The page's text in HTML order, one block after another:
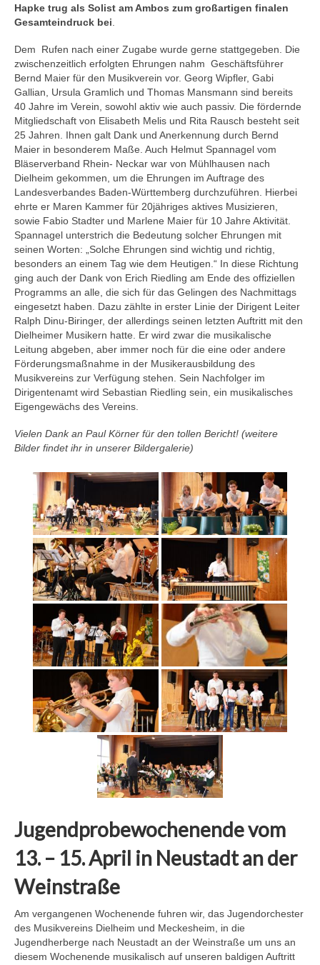
Hapke trug als Solist am Ambos zum großartigen finalen
Gesamteindruck bei
Dem Rufen nach einer Zugabe wurde gerne stattgegeben. Die
zwischenzeitlich erfolgten Ehrungen nahm Geschäftsführer
Bernd Maier für den Musikverein vor. Georg Wipfler, Gabi
Gallian, Ursula Gramlich und Thomas Mansmann sind bereits
40 Jahre im Verein, sowohl aktiv wie auch passiv. Die fördernde
Mitgliedschaft von Elisabeth Melis und Rita Rausch besteht seit
25 Jahren. Ihnen galt Dank und Anerkennung durch Bernd
Maier in besonderem Maße. Auch Helmut Spannagel vom
Bläserverband Rhein- Neckar war von Mühlhausen nach
Dielheim gekommen, um die Ehrungen im Auftrage des
Landesverbandes Baden-Württemberg durchzuführen. Hierbei
ehrte er Maren Kammer für 20jähriges aktives Musizieren,
sowie Fabio Stadter und Marlene Maier für 10 Jahre Aktivität.
Spannagel unterstrich die Bedeutung solcher Ehrungen mit
seinen Worten: „Solche Ehrungen sind wichtig und richtig,
besonders an einem Tag wie dem Heutigen.“ In diese Richtung
ging auch der Dank von Erich Riedling am Ende des offiziellen
Programms an alle, die sich für das Gelingen des Nachmittags
eingesetzt haben. Dazu zählte in erster Linie der Dirigent Leiter
Ralph Dinu-Biringer, der allerdings seinen letzten Auftritt mit den
Dielheimer Musikern hatte. Er wird zwar die musikalische
Leitung abgeben, aber immer noch für die eine oder andere
Förderungsmaßnahme in der Musikerausbildung des
Musikvereins zur Verfügung stehen. Sein Nachfolger im
Dirigentenamt wird Sebastian Riedling sein, ein musikalisches
Eigengewächs des Vereins.
Vielen Dank an Paul Körner für den tollen Bericht! (weitere
Bilder findet ihr in unserer Bildergalerie)
Jugendprobewochenende vom
13. – 15. April in Neustadt an der
Weinstraße
Am vergangenen Wochenende fuhren wir, das Jugendorchester
des Musikvereins Dielheim und Meckesheim, in die
Jugendherberge nach Neustadt an der Weinstraße um uns an
diesem Wochenende musikalisch auf unseren baldigen Auftritt